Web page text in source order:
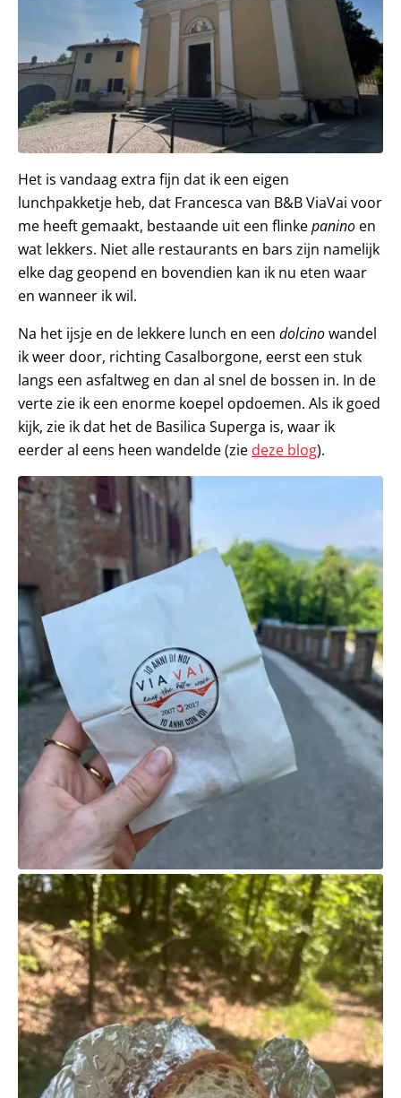
Het is vandaag extra fijn dat ik een eigen
lunchpakketje heb, dat Francesca van B&B ViaVai voor
me heeft gemaakt, bestaande uit een flinkepanino en
wat lekkers. Niet alle restaurants en bars zijn namelijk
elke dag geopend en bovendien kan ik nu eten waar
en wanneer ik wil.
Na het ijsje en de lekkere lunch en een dolcinowandel
ik weer door, richting Casalborgone, eerst een stuk
langs een asfaltweg en dan al snel de bossen in. In de
verte zie ik een enorme koepel opdoemen. Als ik goed
kijk, zie ik dat het de Basilica Superga is, waar ik
eerder al eens heen wandelde (zie deze blog).